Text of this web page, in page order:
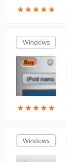
★★★★★
★★★★★
Windows
★★★★★
★★★★★
Windows